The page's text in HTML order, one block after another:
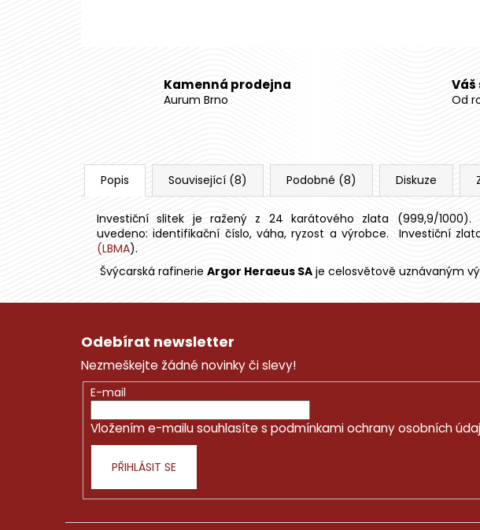
Kamenná prodejna
Aurum Brno Od
Popis Související (8) Podobné (8) Diskuze
Investiční slitek je ražený z 24 karátového zlata (999,9/
uvedeno: identifikační číslo, váha, ryzost a výrobce. Investiční
(LBMA).
Švýcarská rafinerie Argor Heraeus SA je celosvětově uznávaným
Odebírat newsletter
Nezmeškejte žádné novinky či slevy!
E-mail
Vložením e-mailu souhlasíte s podmínkami ochrany osobních
PŘIHLÁSIT SE